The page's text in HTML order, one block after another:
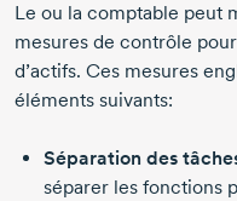
Le ou la comptable peut
mesures de contrôle
d’actifs. Ces mesures
éléments suivants:
Séparation des
séparer les fonctions